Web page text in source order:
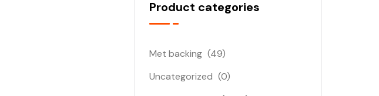
Product categories
Met backing (49)
Uncategorized (0)